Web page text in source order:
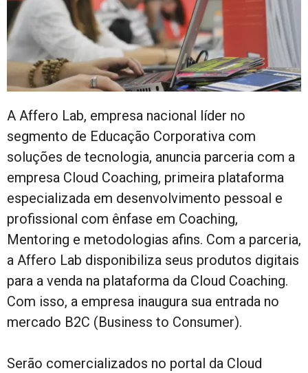
A Affero Lab, empresa nacional líder no
segmento de Educação Corporativa com
soluções de tecnologia, anuncia parceria com a
empresa Cloud Coaching, primeira plataforma
especializada em desenvolvimento pessoal e
profissional com ênfase em Coaching,
Mentoring e metodologias afins. Com a parceria,
a Affero Lab disponibiliza seus produtos digitais
para a venda na plataforma da Cloud Coaching.
Com isso, a empresa inaugura sua entrada no
mercado B2C (Business to Consumer).
Serão comercializados no portal da Cloud